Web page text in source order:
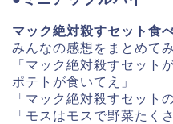
マック絶対殺すセット食
みんなの感想をまとめて
「マック絶対殺すセット
ポテトが食いてえ」
「マック絶対殺すセット
「モスはモスで野菜たく